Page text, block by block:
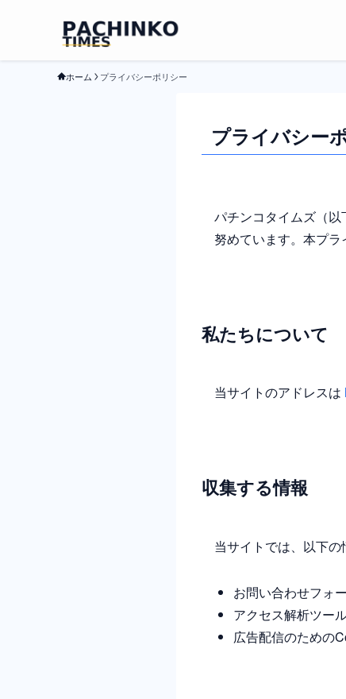
ホーム プライバシーポリシー
プライバシー
パチンコタイムズ（
努めています。本プラ
私たちについて
当サイトのアドレスは
収集する情報
当サイトでは、以下の
お問い合わせフォ
アクセス解析ツー
広告配信のための